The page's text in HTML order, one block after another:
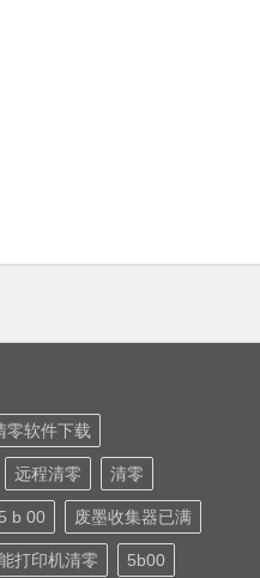
零软件下载
远程清零 清零
5 b 00 废墨收集器已满
打印机清零 5b00